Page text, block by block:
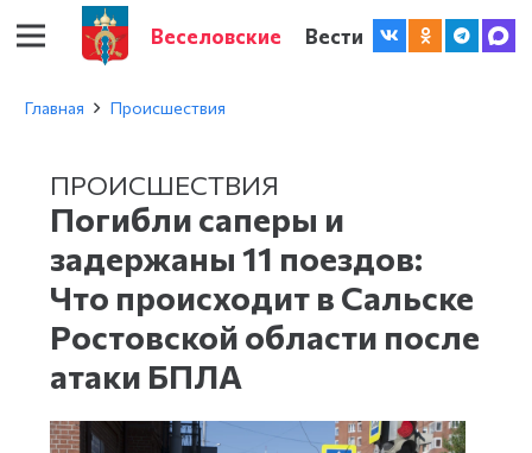
Веселовские Вести
Главная Происшествия
ПРОИСШЕСТВИЯ
Погибли саперы и
задержаны 11 поездов:
Что происходит в Сальске
Ростовской области после
атаки БПЛА